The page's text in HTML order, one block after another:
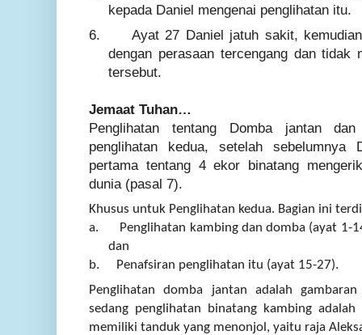
kepada Daniel mengenai penglihatan itu.
6.
Ayat27 Daniel jatuh sakit,
dengan perasaan tercengang dan tidak
tersebut.
Jemaat Tuhan…
Penglihatan tentang Domba jantan
penglihatan kedua, setelah sebelumnya
pertama tentang 4 ekor binatang
dunia (pasal 7).
Khusus untuk Penglihatan kedua. Bagian ini
a.
Penglihatan kambing dan domba (ayat 1-
dan
b.
Penafsiran penglihatan itu (ayat 15-27).
Penglihatan domba jantan adalah
sedang penglihatan binatang kambing adalah
memiliki tanduk yang menonjol, yaitu raja